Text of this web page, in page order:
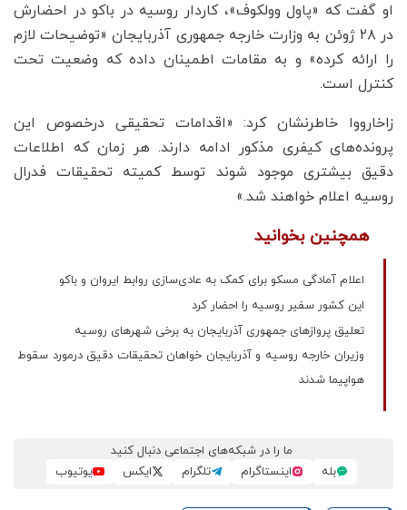
او گفت که «پاول وولکوف»، کاردار روسیه در باکو در احضارش
در ۲۸ ژوئن به وزارت خارجه جمهوری آذربایجان «توضیحات لازم
را ارائه کرده» و به مقامات اطمینان داده که وضعیت تحت
کنترل است.
زاخارووا خاطرنشان کرد: «اقدامات تحقیقی درخصوص این
پرونده‌های کیفری مذکور ادامه دارند. هر زمان که اطلاعات
دقیق بیشتری موجود شوند توسط کمیته تحقیقات فدرال
روسیه اعلام خواهند شد.»
همچنین بخوانید
اعلام آمادگی مسکو برای کمک به عادی‌سازی روابط ایروان و باکو
این کشور سفیر روسیه را احضار کرد
تعلیق پروازهای جمهوری آذربایجان به برخی شهرهای روسیه
وزیران خارجه روسیه و آذربایجان خواهان تحقیقات دقیق درمورد سقوط
هواپیما شدند
ما را در شبکه‌های اجتماعی دنبال کنید
بله
اینستاگرام تلگرام ایکس یوتیوب